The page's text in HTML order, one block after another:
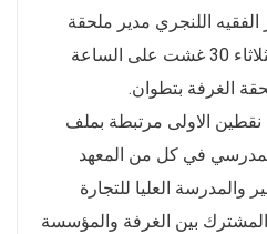
اللنجري مدير ملحقة
الغرفة بتطوان وذلك يوم الثلاثاء 30 غشت على الساعة
الغرفة بتطوان.
الاولى مرتبطة بملف
في كل من المعهد
العليا للتجارة
المشترك بين الغرفة والمؤسسة